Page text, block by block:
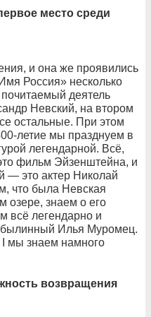
место среди
и она же проявились
Россия» несколько
деятель
Невский, на втором
остальные. При этом
летие мы празднуем в
легендарной. Всё,
фильм Эйзенштейна, и
— это актер Николай
что была Невская
озере, знаем о его
всё легендарно и
былинный Илья Муромец.
I мы знаем намного
возвращения